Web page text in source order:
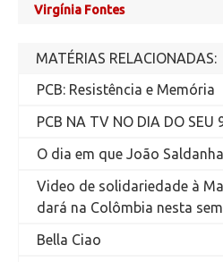
Virgínia Fontes
MATÉRIAS RELACIONADAS:
PCB: Resistência e Memória
PCB NA TV NO DIA DO SEU
O dia em que João
Video de solidariedade à
dará na Colômbia nesta
Bella Ciao